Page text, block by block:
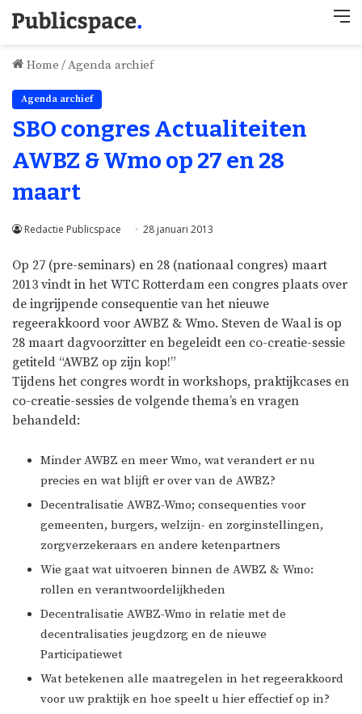
Home /Agenda archief
Agenda archief
SBO congres Actualiteiten
AWBZ & Wmo op 27 en 28
maart
Redactie Publicspace 28 januari 2013
Op 27 (pre-seminars) en 28 (nationaal congres) maart
2013 vindt in het WTC Rotterdam een congres plaats over
de ingrijpende consequentie van het nieuwe
regeerakkoord voor AWBZ & Wmo. Steven de Waal is op
28 maart dagvoorzitter en begeleidt een co-creatie-sessie
getiteld “AWBZ op zijn kop!”
Tijdens het congres wordt in workshops, praktijkcases en
co-creatie-sessies de volgende thema’s en vragen
behandeld:
Minder AWBZ en meer Wmo, wat verandert er nu
precies en wat blijft er over van de AWBZ?
Decentralisatie AWBZ-Wmo; consequenties voor
gemeenten, burgers, welzijn- en zorginstellingen,
zorgverzekeraars en andere ketenpartners
Wie gaat wat uitvoeren binnen de AWBZ & Wmo:
rollen en verantwoordelijkheden
Decentralisatie AWBZ-Wmo in relatie met de
decentralisaties jeugdzorg en de nieuwe
Participatiewet
Wat betekenen alle maatregelen in het regeerakkoord
voor uw praktijk en hoe speelt u hier effectief op in?